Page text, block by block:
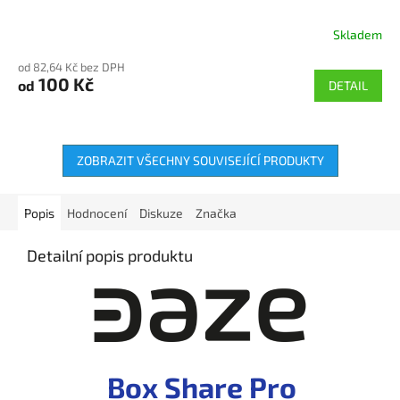
produktu
je
Skladem
od 82,64 Kč bez DPH
od 100 Kč DETAIL
ZOBRAZIT VŠECHNY SOUVISEJÍCÍ PRODUKTY
Popis Hodnocení Diskuze Značka
Detailní popis produktu
Box Share Pro